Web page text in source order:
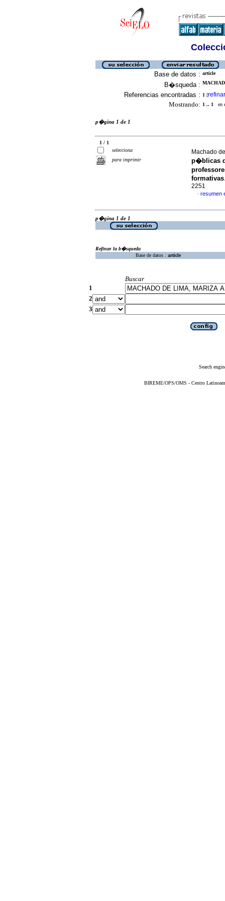
Base de datos : article
B�squeda :
Referencias encontradas : 1 [refinar
Mostrando: 1 .. 1 en
p�gina 1 de 1
1 / 1
selecciona
para imprimir
Machado
p�blicas
formativas
2251
· resumen
p�gina 1 de 1
Refinar la b�squeda
Base de datos : article
Buscar
1
2
3
Search
BIREME/OPS/OMS - Centro